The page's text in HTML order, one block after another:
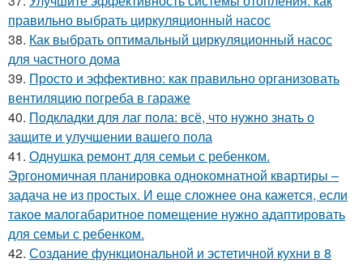
правильно выбрать циркуляционный насос
38. Как выбрать оптимальный циркуляционный насос
для частного дома
39. Просто и эффективно: как правильно организовать
вентиляцию погреба в гараже
40. Подкладки для лаг пола: всё, что нужно знать о
защите и улучшении вашего пола
41. Однушка ремонт для семьи с ребенком.
Эргономичная планировка однокомнатной квартиры –
задача не из простых. И еще сложнее она кажется, если
такое малогабаритное помещение нужно адаптировать
для семьи с ребенком.
42. Создание функциональной и эстетичной кухни в 8